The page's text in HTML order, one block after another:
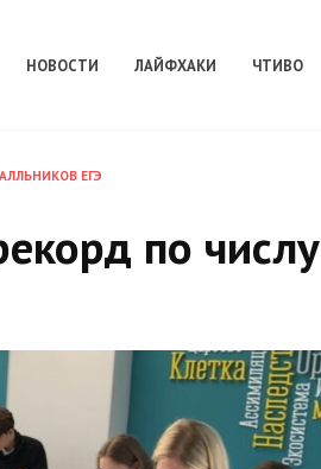
НОВОСТИ ЛАЙФХАКИ ЧТИВО
ЕГЭ
по числу